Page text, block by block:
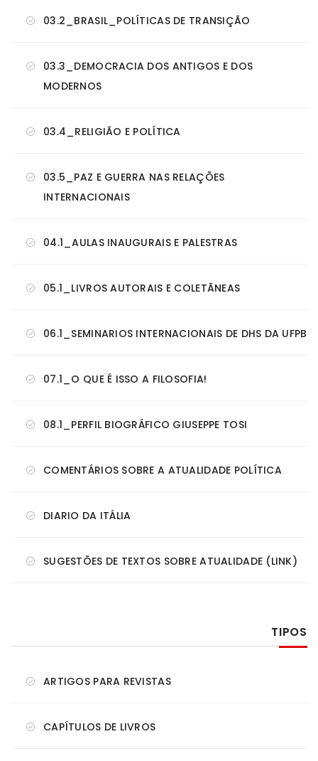
03.2_BRASIL_POLÍTICAS DE TRANSIÇÃO
03.3_DEMOCRACIA DOS ANTIGOS E DOS
MODERNOS
03.4_RELIGIÃO E POLÍTICA
03.5_PAZ E GUERRA NAS RELAÇÕES
INTERNACIONAIS
04.1_AULAS INAUGURAIS E PALESTRAS
05.1_LIVROS AUTORAIS E COLETÃNEAS
06.1_SEMINARIOS INTERNACIONAIS DE DHS DA UFPB
07.1_O QUE É ISSO A FILOSOFIA!
08.1_PERFIL BIOGRÁFICO GIUSEPPE TOSI
COMENTÁRIOS SOBRE A ATUALIDADE POLÍTICA
DIARIO DA ITÁLIA
SUGESTÕES DE TEXTOS SOBRE ATUALIDADE (LINK)
TIPOS
ARTIGOS PARA REVISTAS
CAPÍTULOS DE LIVROS